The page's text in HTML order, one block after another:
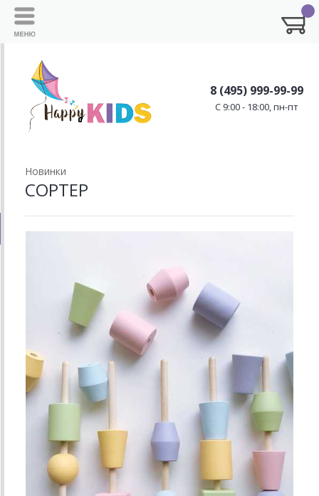
8 (495) 999-99-99
C 9:00 - 18:00, пн-пт
Новинки
СОРТЕР